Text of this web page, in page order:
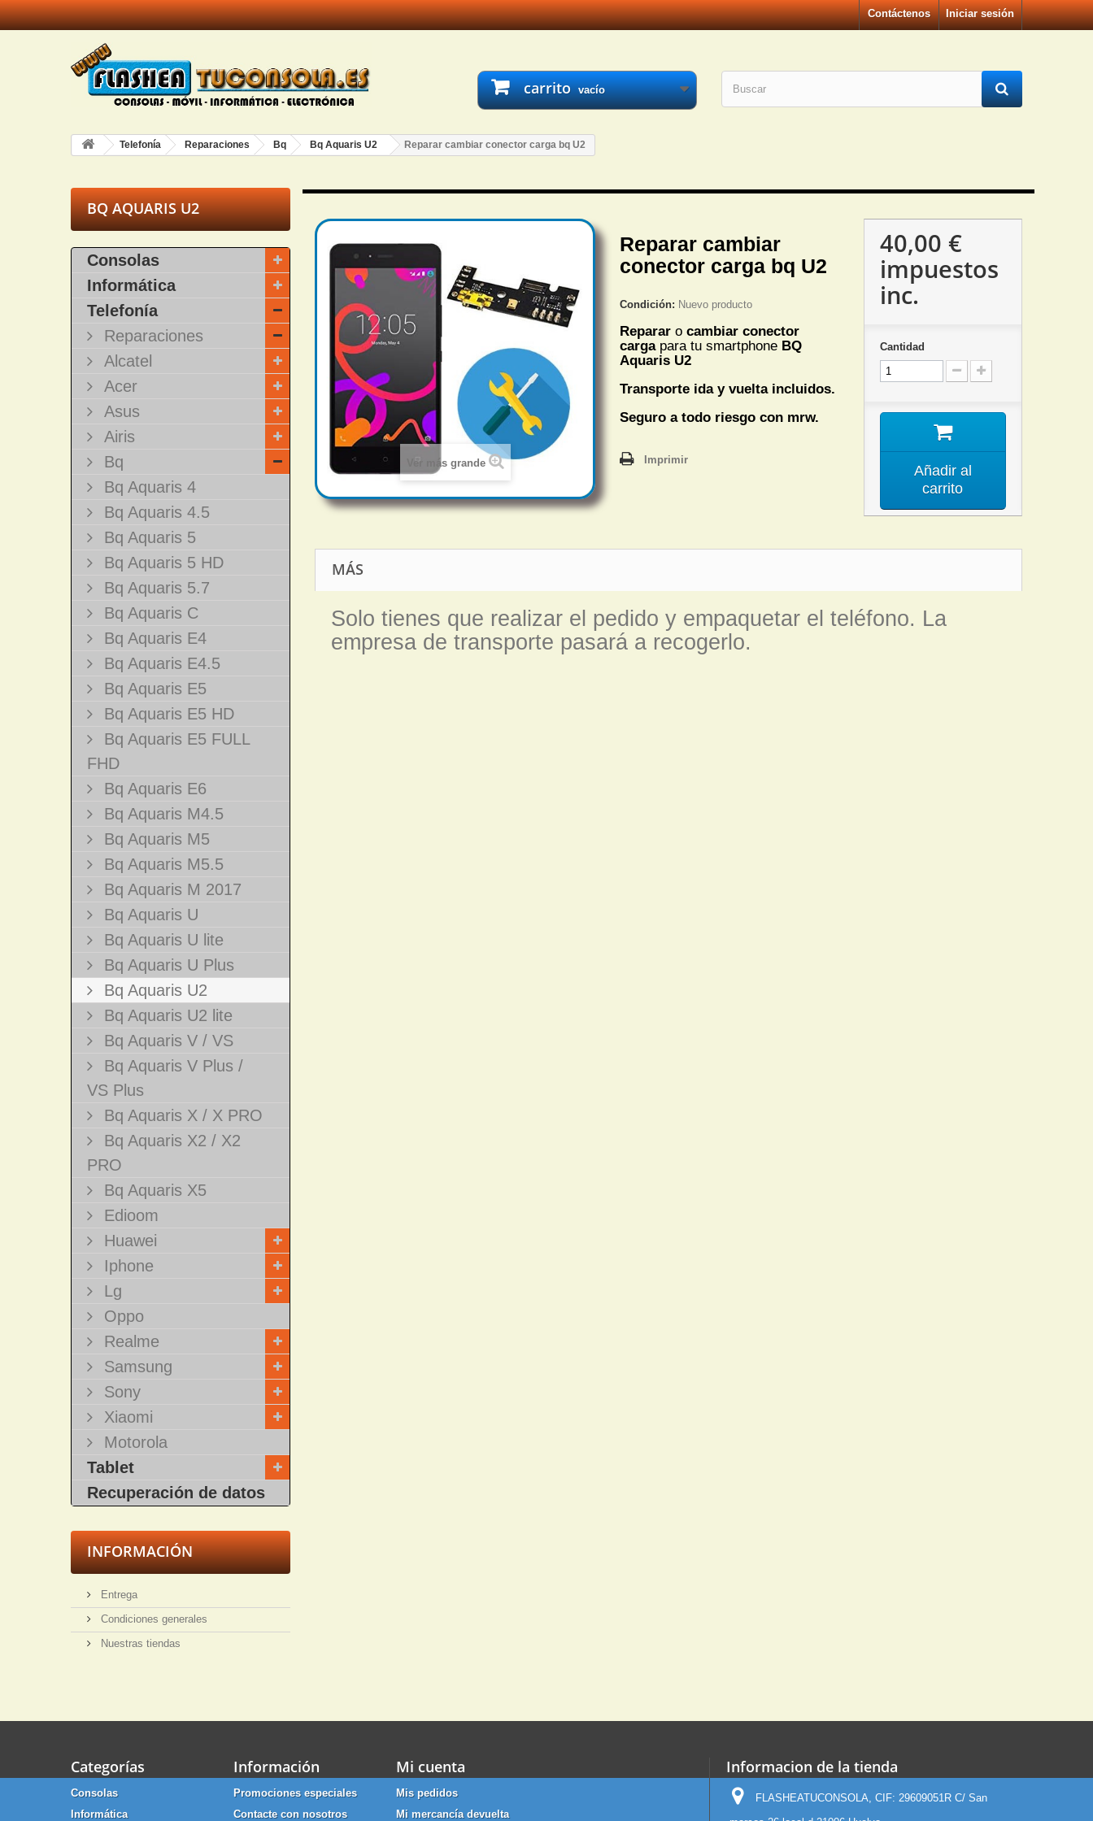
Iniciar sesión
Contáctenos
carrito vacío
Telefonía Reparaciones Bq Bq Aquaris U2 Reparar cambiar conector carga bq U2
BQ AQUARIS U2
Consolas
Informática
Telefonía
Reparaciones
Alcatel
Acer
Asus
Airis
Bq
Bq Aquaris 4
Bq Aquaris 4.5
Bq Aquaris 5
Bq Aquaris 5 HD
Bq Aquaris 5.7
Bq Aquaris C
Bq Aquaris E4
Bq Aquaris E4.5
Bq Aquaris E5
Bq Aquaris E5 HD
Bq Aquaris E5 FULL
FHD
Bq Aquaris E6
Bq Aquaris M4.5
Bq Aquaris M5
Bq Aquaris M5.5
Bq Aquaris M 2017
Bq Aquaris U
Bq Aquaris U lite
Bq Aquaris U Plus
Bq Aquaris U2
Bq Aquaris U2 lite
Bq Aquaris V / VS
Bq Aquaris V Plus /
VS Plus
Bq Aquaris X / X PRO
Bq Aquaris X2 / X2
PRO
Bq Aquaris X5
Edioom
Huawei
Iphone
Lg
Oppo
Realme
Samsung
Sony
Xiaomi
Motorola
Tablet
Recuperación de datos
INFORMACIÓN
Entrega
Condiciones generales
Nuestras tiendas
Ver más grande
Reparar cambiar
conector carga bq U2
Condición: Nuevo producto
Reparar o cambiar conector
cargapara tu smartphone BQ
Aquaris U2
Transporte ida y vuelta incluidos.
Seguro a todo riesgo con mrw.
Imprimir
40,00 €
impuestos
inc.
Cantidad
Añadir al
carrito
MÁS
Solo tienes que realizar el pedido y empaquetar el teléfono. La
empresa de transporte pasará a recogerlo.
Categorías
Consolas
Informática
Información
Promociones especiales
Contacte con nosotros
Mi cuenta
Mis pedidos
Mi mercancía devuelta
Informacion de la tienda
FLASHEATUCONSOLA, CIF: 29609051R C/ San